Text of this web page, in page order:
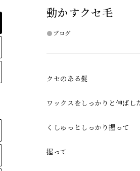
動かすクセ毛
ブログ
クセのある髪
ワックスをしっかりと伸ばし
くしゅっとしっかり握って
握って